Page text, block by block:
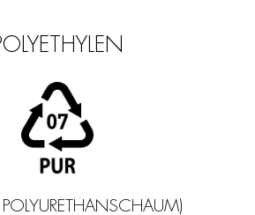
POLYURETHANSCHAUM)